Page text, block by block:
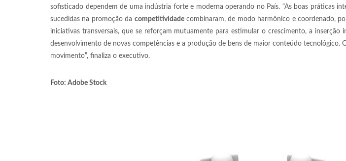
sofisticado dependem de uma indústria forte e moderna operando no País. “As boas práticas
sucedidas na promoção da competitividadecombinaram, de modo harmônico e coordenado,
iniciativas transversais, que se reforçam mutuamente para estimular o crescimento, a inserção
desenvolvimento de novas competências e a produção de bens de maior conteúdo tecnológico.
movimento”, finaliza o executivo.
Foto: Adobe Stock